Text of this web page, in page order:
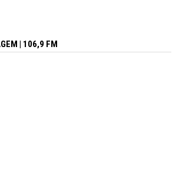
| 106,9 FM